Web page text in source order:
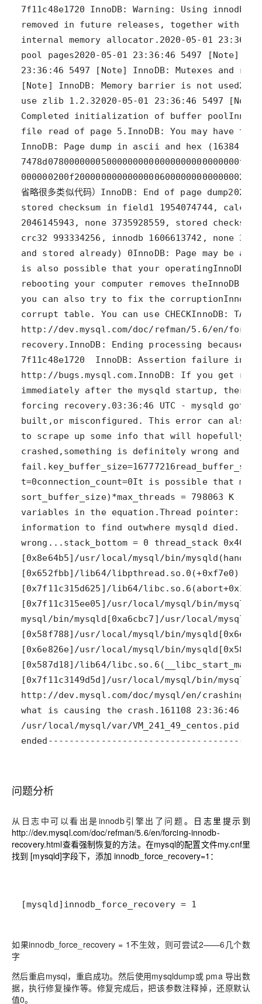
问题分析
从日志中可以看出是innodb引擎出了问题。日志里提示到
http://dev.mysql.com/doc/refman/5.6/en/forcing-innodb-
recovery.html查看强制恢复的方法。在mysql的配置文件my.cnf里
找到 [mysqld]字段下，添加 innodb_force_recovery=1：
[mysqld]innodb_force_recovery = 1
如果innodb_force_recovery = 1不生效，则可尝试2——6几个数
字
然后重启mysql，重启成功。然后使用mysqldump或 pma 导出数
据，执行修复操作等。修复完成后，把该参数注释掉，还原默认
值0。